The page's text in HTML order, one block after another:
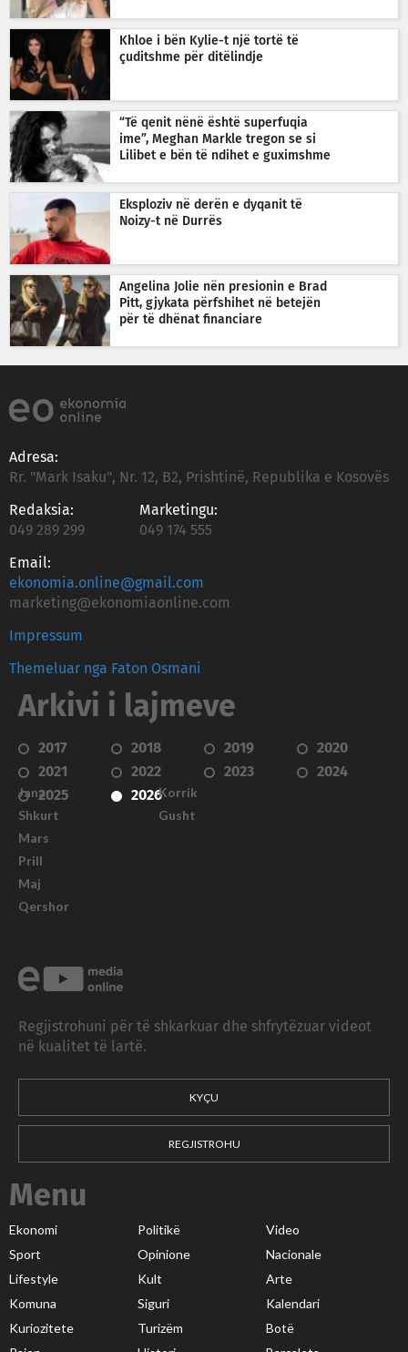
Khloe i bën Kylie-t një tortë të
çuditshme për ditëlindje
“Të qenit nënë është superfuqia
ime”, Meghan Markle tregon se si
Lilibet e bën të ndihet e guximshme
Eksploziv në derën e dyqanit të
Noizy-t në Durrës
Angelina Jolie nën presionin e Brad
Pitt, gjykata përfshihet në betejën
për të dhënat financiare
Adresa:
Rr. "Mark Isaku", Nr. 12, B2, Prishtinë, Republika e Kosovës
Redaksia:
049 289 299
Marketingu:
049 174 555
Email:
ekonomia.online@gmail.com
marketing@ekonomiaonline.com
Impressum
Themeluar nga Faton Osmani
Arkivi i lajmeve
2017 2018 2019
2020
2021
2022 2023
2024
2025
2026
Janar
Shkurt
Mars
Prill
Maj
Qershor
Korrik
Gusht
Regjistrohuni për të shkarkuar dhe shfrytëzuar videot
në kualitet të lartë.
KYÇU
REGJISTROHU
Menu
Ekonomi Politikë
Video
Sport
Opinione
Nacionale
Lifestyle
Kult
Arte
Komuna
Siguri
Kalendari
Kuriozitete
Turizëm
Botë